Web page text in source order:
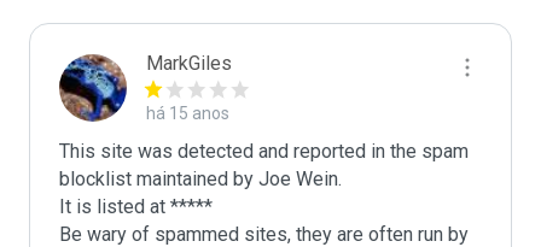
MarkGiles
há 15 anos
This site was detected and reported in the spam
blocklist maintained by Joe Wein.
It is listed at *****
Be wary of spammed sites, they are often run by